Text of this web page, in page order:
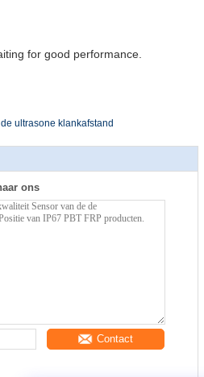
for good performance.
ultrasone klankafstand
ons
Contact